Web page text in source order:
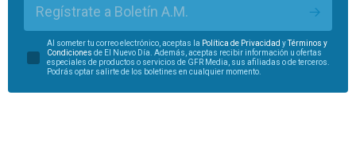
Regístrate a Boletín A.M.
Al someter tu correo electrónico, aceptas la Política de Privacidad yTérminos y
Condiciones de El Nuevo Día. Además, aceptas recibir información u ofertas
especiales de productos o servicios de GFR Media, sus afiliadas o de terceros.
Podrás optar salirte de los boletines en cualquier momento.